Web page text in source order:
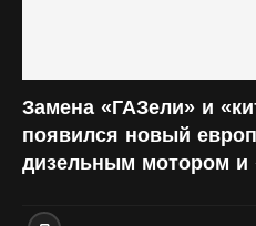
Замена «ГАЗели» и
появился новый
дизельным мотором и